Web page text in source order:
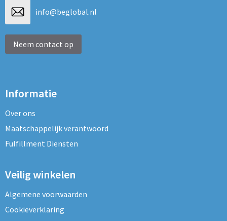
info@beglobal.nl
Neem contact op
Informatie
Over ons
Maatschappelijk verantwoord
Fulfillment Diensten
Veilig winkelen
Algemene voorwaarden
Cookieverklaring